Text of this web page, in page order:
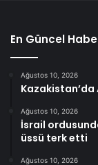
En Güncel
Ağustos 10, 2026
Kazakistan’da
Ağustos 10, 2026
İsrail
üssü terk etti
Ağustos 10, 2026